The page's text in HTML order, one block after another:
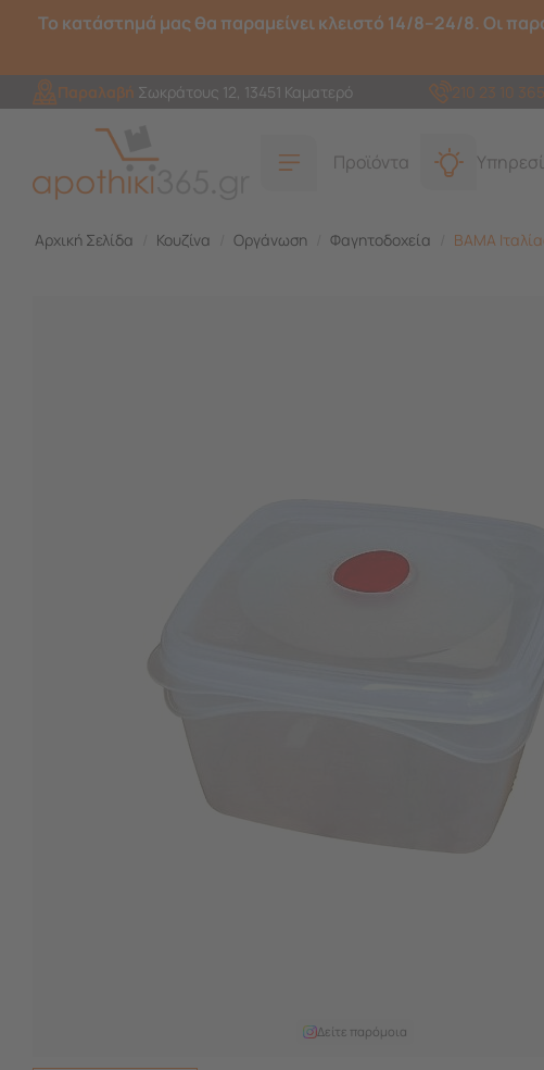
Το κατάστημά μας θα παραμείνει κλειστό 14/8–24/8. Οι
Παραλαβή Σωκράτους 12, 13451 Καματερό 210 23 10 365
Προϊόντα
Αρχική Σελίδα Κουζίνα Οργάνωση Φαγητοδοχεία BAMA
Δείτε παρόμοια